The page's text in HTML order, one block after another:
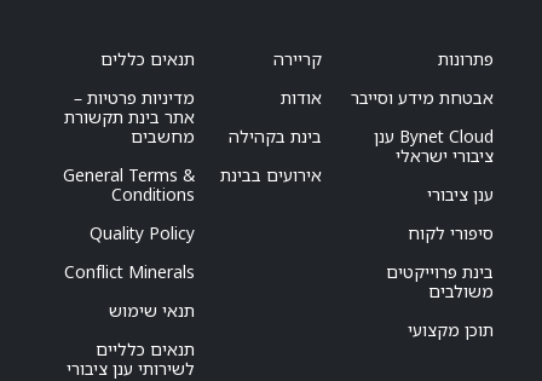
פתרונות
אבטחת מידע וסייבר
Bynet Cloud ענן
ציבורי ישראלי
ענן ציבורי
סיפורי לקוח
בינת פרוייקטים
משולבים
תוכן מקצועי
קריירה
אודות
בינת בקהילה
אירועים בבינת
תנאים כללים
מדיניות פרטיות –
אתר בינת תקשורת
מחשבים
General Terms &
Conditions
Quality Policy
Conflict Minerals
תנאי שימוש
תנאים כלליים
לשירותי ענן ציבורי